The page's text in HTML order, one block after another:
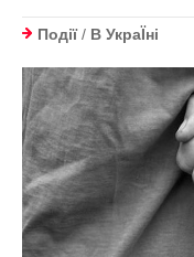
Події/ В УкраЇнi